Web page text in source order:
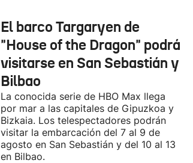
El barco Targaryen de
"House of the Dragon" podrá
visitarse en San Sebastián y
Bilbao
La conocida serie de HBO Max llega
por mar a las capitales de Gipuzkoa y
Bizkaia. Los telespectadores podrán
visitar la embarcación del 7 al 9 de
agosto en San Sebastián y del 10 al 13
en Bilbao.